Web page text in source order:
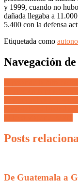
y 1999, cuando no
dañada llegaba a
5.400 con la defensa
Etiquetada como
Navegación
Posts
De Guatemala a